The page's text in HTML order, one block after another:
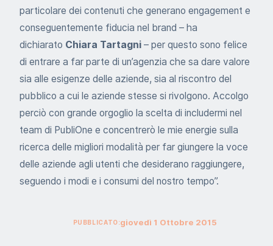
particolare dei contenuti che generano engagement e
conseguentemente fiducia nel brand – ha
dichiarato Chiara Tartagni – per questo sono felice
di entrare a far parte di un’agenzia che sa dare valore
sia alle esigenze delle aziende, sia al riscontro del
pubblico a cui le aziende stesse si rivolgono. Accolgo
perciò con grande orgoglio la scelta di includermi nel
team di PubliOne e concentrerò le mie energie sulla
ricerca delle migliori modalità per far giungere la voce
delle aziende agli utenti che desiderano raggiungere,
seguendo i modi e i consumi del nostro tempo”.
PUBBLICATO:giovedì 1 Ottobre 2015